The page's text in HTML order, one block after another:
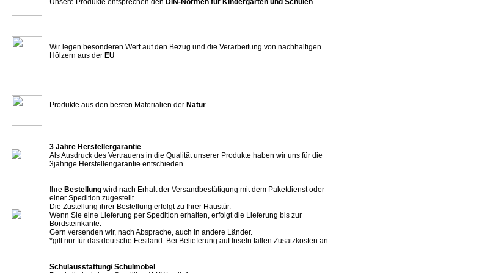
Wir legen besonderen Wert auf den Bezug und die Verarbeitung von nachhaltigen
Hölzern aus der EU
Produkte aus den besten Materialien der Natur
3 Jahre Herstellergarantie
Als Ausdruck des Vertrauens in die Qualität unserer Produkte haben wir uns für die
3jährige Herstellengarantie entschieden
Ihre Bestellung wird nach Erhalt der Versandbestätigung mit dem Paketdienst oder
einer Spedition zugestellt.
Die Zustellung ihrer Bestellung erfolgt zu Ihrer Haustür.
Wenn Sie eine Lieferung per Spedition erhalten, erfolgt die Lieferung bis zur
Bordsteinkante.
Gern versenden wir, nach Absprache, auch in andere Länder.
*gilt nur für das deutsche Festland. Bei Belieferung auf Inseln fallen Zusatzkosten an.
Schulausstattung/ Schulmöbel